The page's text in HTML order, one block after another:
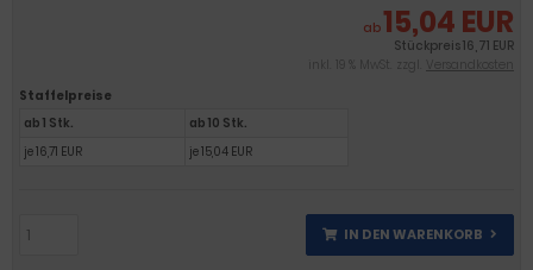
ab15,04 EUR
Stückpreis16,71 EUR
inkl. 19 % MwSt. zzgl.
Versandkosten
Staffelpreise
ab 1 Stk.
je 16,71 EUR
ab 10 Stk.
je 15,04 EUR
IN DEN WARENKORB